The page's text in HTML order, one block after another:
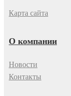
Карта сайта
О компании
Новости
Контакты